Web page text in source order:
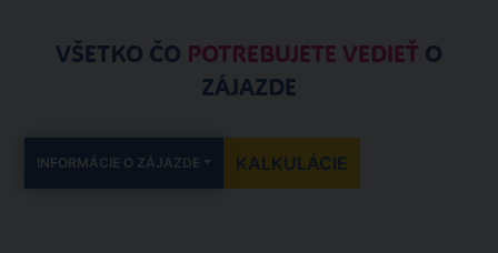
VŠETKO ČO POTREBUJETE VEDIEŤ O
ZÁJAZDE
INFORMÁCIE O ZÁJAZDE KALKULÁCIE